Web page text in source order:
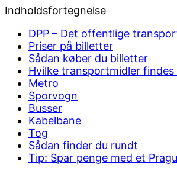
Indholdsfortegnelse
DPP – Det offentlige
Priser på billetter
Sådan køber du billetter
Hvilke transportmidler findes
Metro
Sporvogn
Busser
Kabelbane
Tog
Sådan finder du rundt
Tip: Spar penge med et